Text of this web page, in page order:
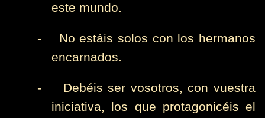
este mundo.
-
No estáis solos con los hermanos
encarnados.
-
Debéis ser vosotros, con vuestra
iniciativa, los que protagonicéis el